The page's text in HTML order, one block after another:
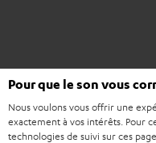
Pour que le son vous
Nous voulons vous offrir une
exactement à vos intérêts. Pour
technologies de suivi sur ces